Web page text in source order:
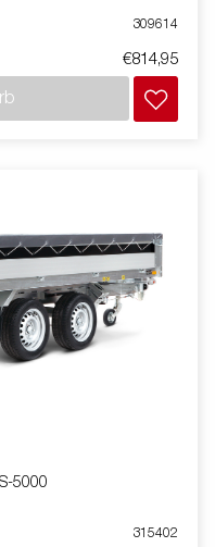
309614
€814,95
5000
315402